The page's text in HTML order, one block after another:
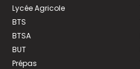
Lycée Agricole
BTS
BTSA
BUT
Prépas